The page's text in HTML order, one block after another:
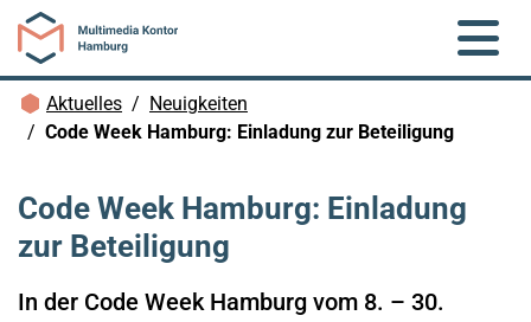
Zum Hauptinhalt springen
Brotkrümelnavigation
Aktuelles
Neuigkeiten
Code Week Hamburg: Einladung zur Beteiligung
Code Week Hamburg: Einladung
zur Beteiligung
In der Code Week Hamburg vom 8. – 30.